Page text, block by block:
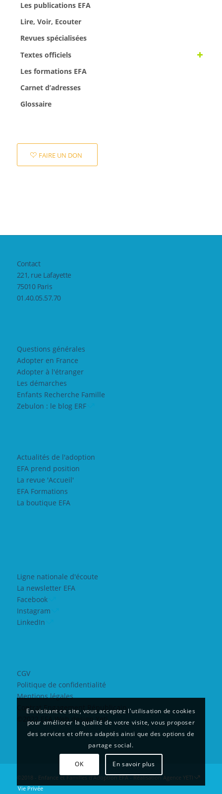
Les publications EFA
Lire, Voir, Ecouter
Revues spécialisées
Textes officiels
Les formations EFA
Carnet d’adresses
Glossaire
FAIRE UN DON
Contact
221, rue Lafayette
75010 Paris
01.40.05.57.70
Questions générales
Adopter en France
Adopter à l'étranger
Les démarches
Enfants Recherche Famille
Zebulon : le blog ERF
Actualités de l'adoption
EFA prend position
La revue 'Accueil'
EFA Formations
La boutique EFA
Ligne nationale d'écoute
La newsletter EFA
Facebook
Instagram
LinkedIn
CGV
Politique de confidentialité
Mentions légales
Contrat Engagement Républicain
©2022 EFA Web design Yeti
©2018 - Enfance et Familles d'Adoption EFA - RéalisationAgence YETI
Vie Privée
En visitant ce site, vous acceptez l'utilisation de cookies
pour améliorer la qualité de votre visite, vous proposer
des services et offres adaptés ainsi que des options de
partage social.
OK En savoir plus